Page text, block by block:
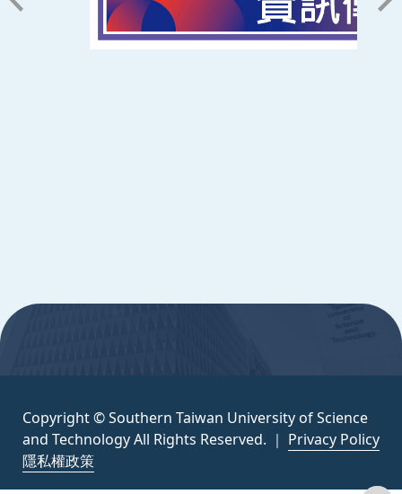
辦公時間
Copyright © Southern Taiwan University of Science
and Technology All Rights Reserved. ｜ Privacy Policy
隱私權政策